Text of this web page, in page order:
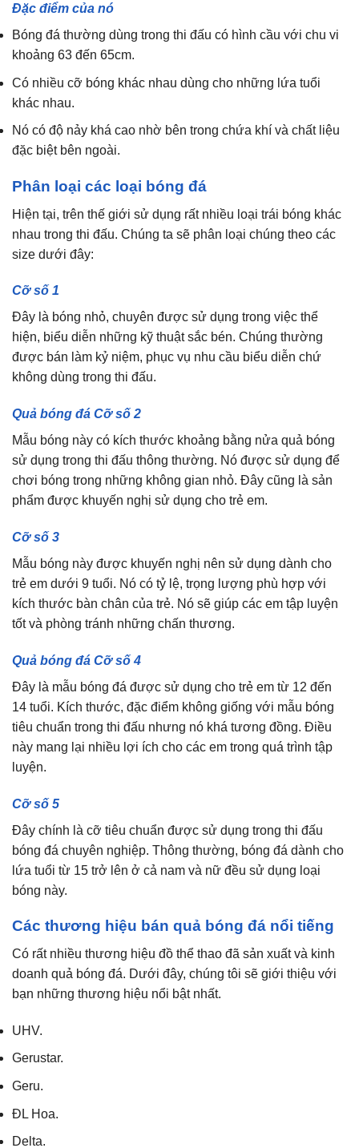
Đặc điểm của nó
Bóng đá thường dùng trong thi đấu có hình cầu với chu vi
khoảng 63 đến 65cm.
Có nhiều cỡ bóng khác nhau dùng cho những lứa tuổi
khác nhau.
Nó có độ nảy khá cao nhờ bên trong chứa khí và chất liệu
đặc biệt bên ngoài.
Phân loại các loại bóng đá
Hiện tại, trên thế giới sử dụng rất nhiều loại trái bóng khác
nhau trong thi đấu. Chúng ta sẽ phân loại chúng theo các
size dưới đây:
Cỡ số 1
Đây là bóng nhỏ, chuyên được sử dụng trong việc thể
hiện, biểu diễn những kỹ thuật sắc bén. Chúng thường
được bán làm kỷ niệm, phục vụ nhu cầu biểu diễn chứ
không dùng trong thi đấu.
Quả bóng đá Cỡ số 2
Mẫu bóng này có kích thước khoảng bằng nửa quả bóng
sử dụng trong thi đấu thông thường. Nó được sử dụng để
chơi bóng trong những không gian nhỏ. Đây cũng là sản
phẩm được khuyến nghị sử dụng cho trẻ em.
Cỡ số 3
Mẫu bóng này được khuyến nghị nên sử dụng dành cho
trẻ em dưới 9 tuổi. Nó có tỷ lệ, trọng lượng phù hợp với
kích thước bàn chân của trẻ. Nó sẽ giúp các em tập luyện
tốt và phòng tránh những chấn thương.
Quả bóng đá Cỡ số 4
Đây là mẫu bóng đá được sử dụng cho trẻ em từ 12 đến
14 tuổi. Kích thước, đặc điểm không giống với mẫu bóng
tiêu chuẩn trong thi đấu nhưng nó khá tương đồng. Điều
này mang lại nhiều lợi ích cho các em trong quá trình tập
luyện.
Cỡ số 5
Đây chính là cỡ tiêu chuẩn được sử dụng trong thi đấu
bóng đá chuyên nghiệp. Thông thường, bóng đá dành cho
lứa tuổi từ 15 trở lên ở cả nam và nữ đều sử dụng loại
bóng này.
Các thương hiệu bán quả bóng đá nổi tiếng
Có rất nhiều thương hiệu đồ thể thao đã sản xuất và kinh
doanh quả bóng đá. Dưới đây, chúng tôi sẽ giới thiệu với
bạn những thương hiệu nổi bật nhất.
UHV.
Gerustar.
Geru.
ĐL Hoa.
Delta.